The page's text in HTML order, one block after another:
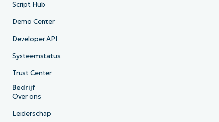
Script Hub
Demo Center
Developer API
Systeemstatus
Trust Center
Bedrijf
Over ons
Leiderschap